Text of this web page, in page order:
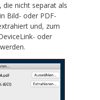
nicht separat als
Bild- oder PDF-
und, zum
oder